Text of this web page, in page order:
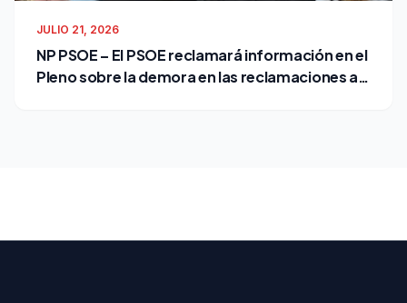
JULIO 21, 2026
NP PSOE – El PSOE reclamará información en el
Pleno sobre la demora en las reclamaciones al